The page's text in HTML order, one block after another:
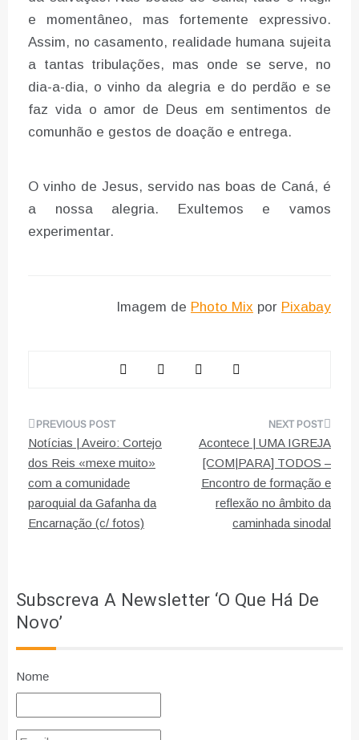
e momentâneo, mas fortemente expressivo.
Assim, no casamento, realidade humana sujeita
a tantas tribulações, mas onde se serve, no
dia-a-dia, o vinho da alegria e do perdão e se
faz vida o amor de Deus em sentimentos de
comunhão e gestos de doação e entrega.
O vinho de Jesus, servido nas boas de Caná, é
a nossa alegria. Exultemos e vamos
experimentar.
Imagem de Photo Mix por Pixabay
Navegação
de
artigos
Notícias | Aveiro: Cortejo
dos Reis «mexe muito»
com a comunidade
paroquial da Gafanha da
Encarnação (c/ fotos)
Acontece | UMA IGREJA
[COM|PARA] TODOS –
Encontro de formação e
reflexão no âmbito da
caminhada sinodal
Subscreva A Newsletter ‘O Que Há De
Novo’
Nome